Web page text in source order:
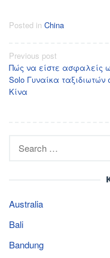
Posted in China
Post
navigation
Previous post
Πώς να είστε ασφαλείς
Solo Γυναίκα ταξιδιωτών
Κίνα
Australia
Bali
Bandung